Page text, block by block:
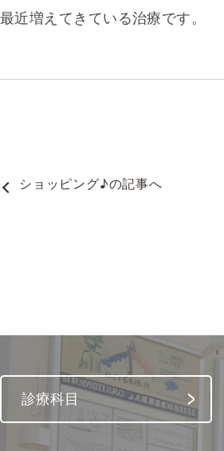
最近増えてきている治療です。
ショッピング♪の記事へ
診療科目